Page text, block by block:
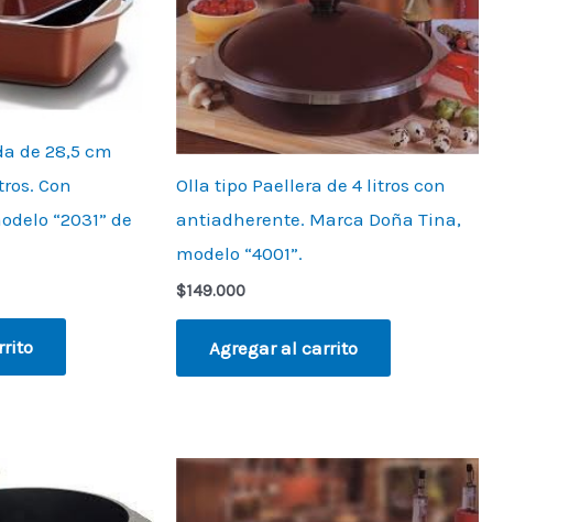
de 28,5 cm
Con
“2031” de
Olla tipo Paellera de 4 litros con
antiadherente. Marca Doña Tina,
modelo “4001”.
$149.000
Agregar al carrito